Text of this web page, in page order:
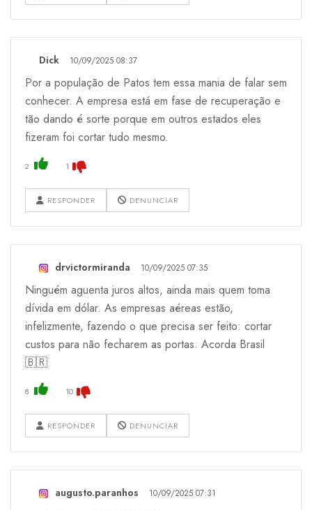
Dick 10/09/2025 08:37
Por a população de Patos tem essa mania de falar sem
conhecer. A empresa está em fase de recuperação e
tão dando é sorte porque em outros estados eles
fizeram foi cortar tudo mesmo.
2 1
RESPONDER DENUNCIAR
drvictormiranda 10/09/2025 07:35
Ninguém aguenta juros altos, ainda mais quem toma
dívida em dólar. As empresas aéreas estão,
infelizmente, fazendo o que precisa ser feito: cortar
custos para não fecharem as portas. Acorda Brasil
🇧🇷
8 10
RESPONDER DENUNCIAR
augusto.paranhos 10/09/2025 07:31